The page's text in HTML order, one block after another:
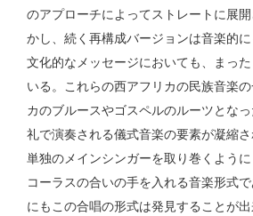
のアプローチによってストレートに展
かし、続く再構成バージョンは音楽的
文化的なメッセージにおいても、まっ
いる。これらの西アフリカの民族音楽
カのブルースやゴスペルのルーツとな
礼で演奏される儀式音楽の要素が凝縮さ
単独のメインシンガーを取り巻くよう
コーラスの合いの手を入れる音楽形式
にもこの合唱の形式は発見することが